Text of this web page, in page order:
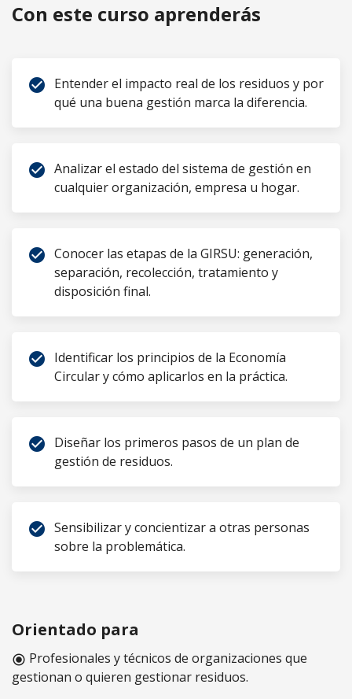
Con este curso aprenderás
check_circle Entender el impacto real de los residuos y por
qué una buena gestión marca la diferencia.
check_circle Analizar el estado del sistema de gestión en
cualquier organización, empresa u hogar.
check_circle Conocer las etapas de la GIRSU: generación,
separación, recolección, tratamiento y
disposición final.
check_circle Identificar los principios de la Economía
Circular y cómo aplicarlos en la práctica.
check_circle Diseñar los primeros pasos de un plan de
gestión de residuos.
check_circle Sensibilizar y concientizar a otras personas
sobre la problemática.
Orientado para
radio_button_checked Profesionales y técnicos de organizaciones que
gestionan o quieren gestionar residuos.